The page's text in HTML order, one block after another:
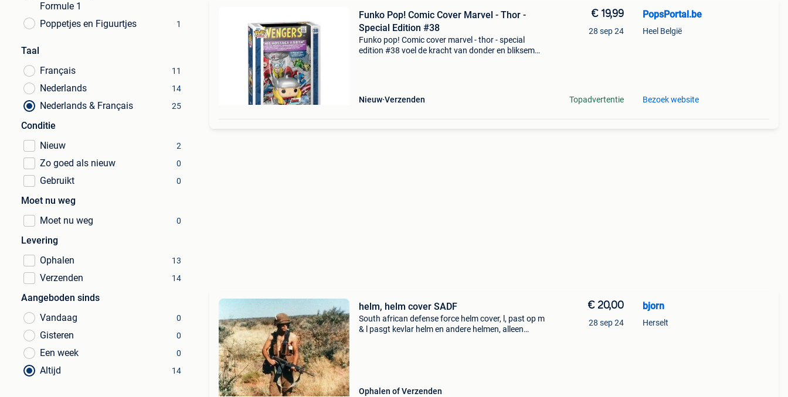
Formule 1
Poppetjes en Figuurtjes 1
Taal
Français
11
Nederlands 14
Nederlands & Français 25
Conditie
Nieuw
2
Zo goed als nieuw 0
Gebruikt 0
Moet nu weg
Moet nu weg
0
Levering
Ophalen
13
Verzenden 14
Aangeboden sinds
Vandaag
0
Gisteren 0
Een week 0
Altijd 14
Funko Pop! Comic Cover Marvel - Thor -
Special Edition #38
Funko pop! Comic cover marvel - thor - special
edition #38 voel de kracht van donder en bliksem
Nieuw Verzenden
€ 19,99
28 sep 24
Topadvertentie
PopsPortal.be
Heel België
Bezoek website
helm, helm cover SADF
South african defense force helm cover, l, past op m
& l pasgt kevlar helm en andere helmen, alleen
Ophalen of Verzenden
€ 20,00
28 sep 24
bjorn
Herselt